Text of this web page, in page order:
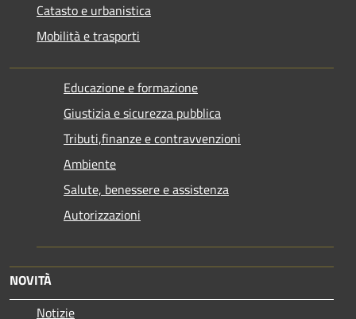
Catasto e urbanistica
Mobilità e trasporti
Educazione e formazione
Giustizia e sicurezza pubblica
Tributi,finanze e contravvenzioni
Ambiente
Salute, benessere e assistenza
Autorizzazioni
NOVITÀ
Notizie